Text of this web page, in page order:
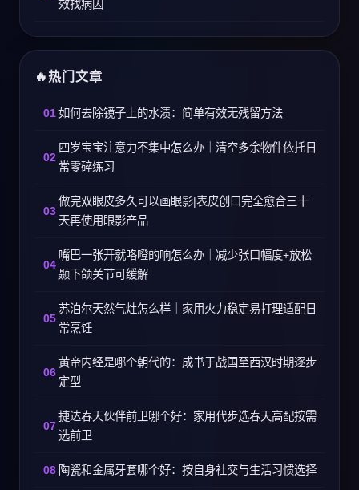
效找病因
热门文章
如何去除镜子上的水渍：简单有效无残留方法
四岁宝宝注意力不集中怎么办｜清空多余物件依托日
常零碎练习
做完双眼皮多久可以画眼影|表皮创口完全愈合三十
天再使用眼影产品
嘴巴一张开就咯噔的响怎么办｜减少张口幅度+放松
颞下颌关节可缓解
苏泊尔天然气灶怎么样｜家用火力稳定易打理适配日
常烹饪
黄帝内经是哪个朝代的：成书于战国至西汉时期逐步
定型
捷达春天伙伴前卫哪个好：家用代步选春天高配按需
选前卫
陶瓷和金属牙套哪个好：按自身社交与生活习惯选择